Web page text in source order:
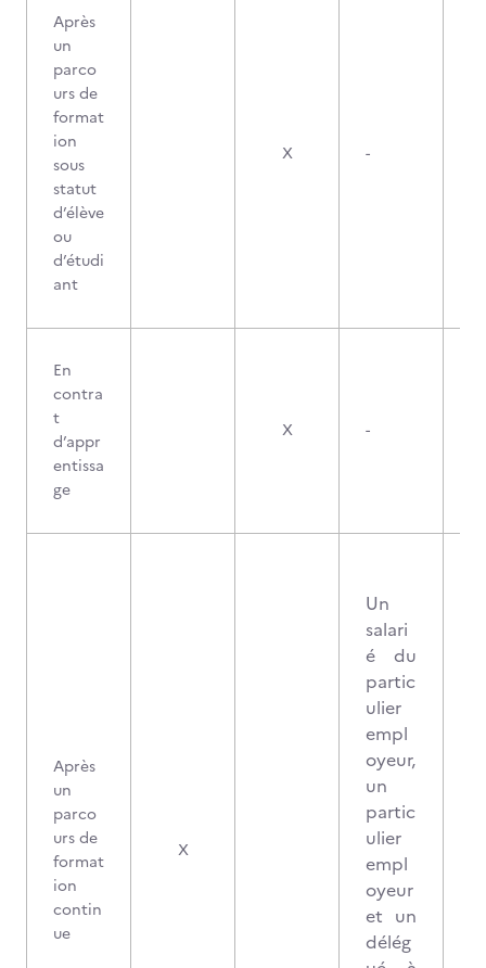
Après
un
parco
urs de
format
ion
sous
statut
d’élève
ou
d’étudi
ant
X -
En
contra
t
d’appr
entissa
ge
X -
Après
un
parco
urs de
format
ion
contin
ue
X
Un
salari
é du
partic
ulier
empl
oyeur,
un
partic
ulier
empl
oyeur
et un
délég